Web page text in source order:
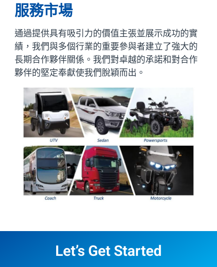
服務市場
通過提供具有吸引力的價值主張並展示成功的實
績，我們與多個行業的重要參與者建立了強大的
長期合作夥伴關係。我們對卓越的承諾和對合作
夥伴的堅定奉獻使我們脫穎而出。
Let’s Get Started